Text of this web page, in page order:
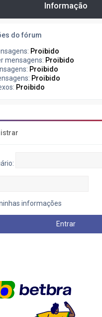
Informação
do fórum
Proibido
mensagens: Proibido
Proibido
Proibido
Proibido
informações